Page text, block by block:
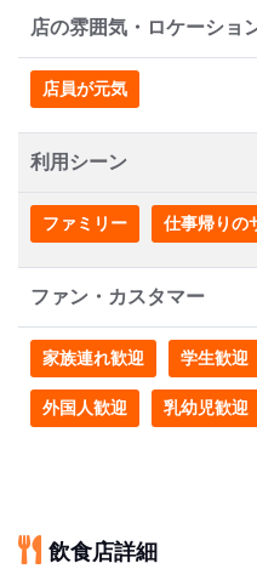
店の雰囲気・ロケーショ
店員が元気
利用シーン
ファミリー 仕事帰りの
ファン・カスタマー
家族連れ歓迎 学生歓迎
外国人歓迎 乳幼児歓迎
飲食店詳細